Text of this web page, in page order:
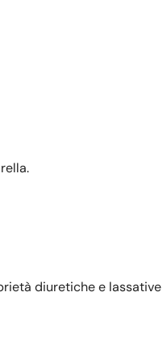
diuretiche e lassative